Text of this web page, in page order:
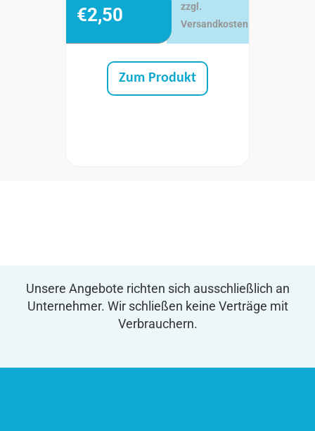
€2,50
zzgl.
Versandkosten
Zum Produkt
Unsere Angebote richten sich ausschließlich an
Unternehmer. Wir schließen keine Verträge mit
Verbrauchern.